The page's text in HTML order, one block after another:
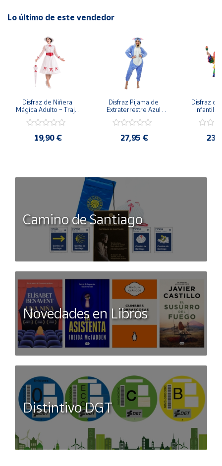
Lo último de este vendedor
Disfraz de Niñera
Mágica Adulto – Traje
de Mary Poppins con
(3 Piezas)
19,90 €
Disfraz Pijama de
Extraterrestre Azul
Kigurumi de
27,95 €
Disfraz de
Infantil –
Camino de Santiago
Novedades en Libros
Distintivo DGT